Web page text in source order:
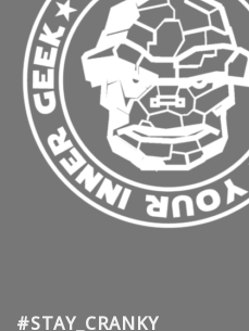
#STAY_CRANKY